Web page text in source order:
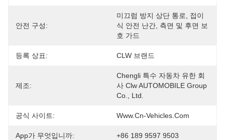
안전 구성:
미끄럼 방지 상단 통로, 접이
식 안전 난간, 측면 및 후면 보
호 가드
등록 상표: CLW 브랜드
제조:
Chengli 특수 자동차 유한 회
사 Clw AUTOMOBILE Group
Co., Ltd.
공식 사이트: Www.cn-Vehicles.com
App가 무엇입니까: +86 189 9597 9503